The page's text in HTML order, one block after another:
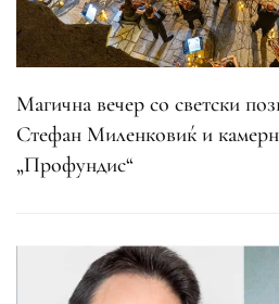
Магична вечер со светски
Стефан Миленковиќ и
„Профундис“